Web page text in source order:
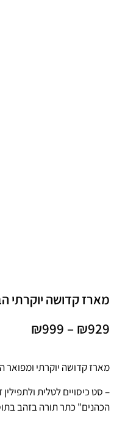
מארז קדושה יוקרתי
₪929
–
₪999
מארז קדושה יוקרתי ומפואר
– סט כיסויים לטלית
הכהנים" כתר תורה בזהב